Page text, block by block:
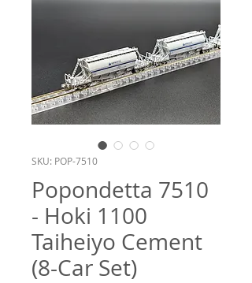
SKU: POP-7510
Popondetta 7510
- Hoki 1100
Taiheiyo Cement
(8-Car Set)